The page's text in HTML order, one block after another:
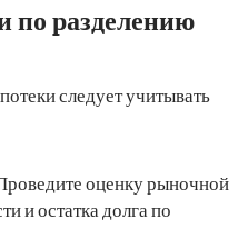
по разделению
следует учитывать
оценку рыночной
и остатка долга по